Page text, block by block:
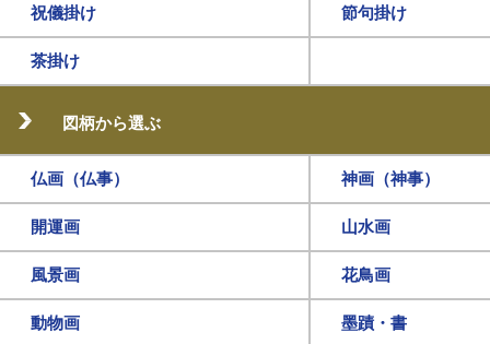
祝儀掛け 節句掛け
茶掛け
図柄から選ぶ
仏画（仏事） 神画（神事）
開運画 山水画
風景画 花鳥画
動物画 墨蹟・書